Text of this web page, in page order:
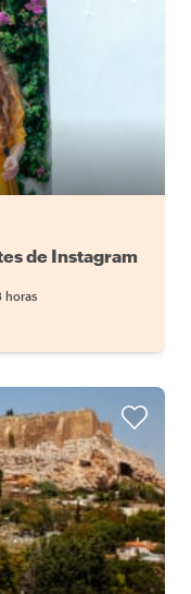
de Instagram
horas